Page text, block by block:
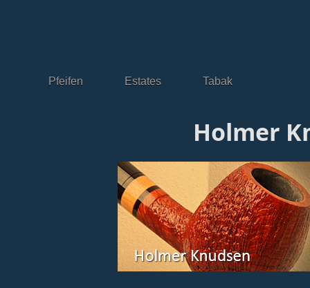
Pfeifen Estates Tabak
Holmer